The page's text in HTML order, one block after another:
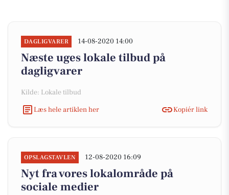
DAGLIGVARER 14-08-2020 14:00
Næste uges lokale tilbud på
dagligvarer
Kilde: Lokale tilbud
Læs hele artiklen her
Kopiér link
OPSLAGSTAVLEN 12-08-2020 16:09
Nyt fra vores lokalområde på
sociale medier